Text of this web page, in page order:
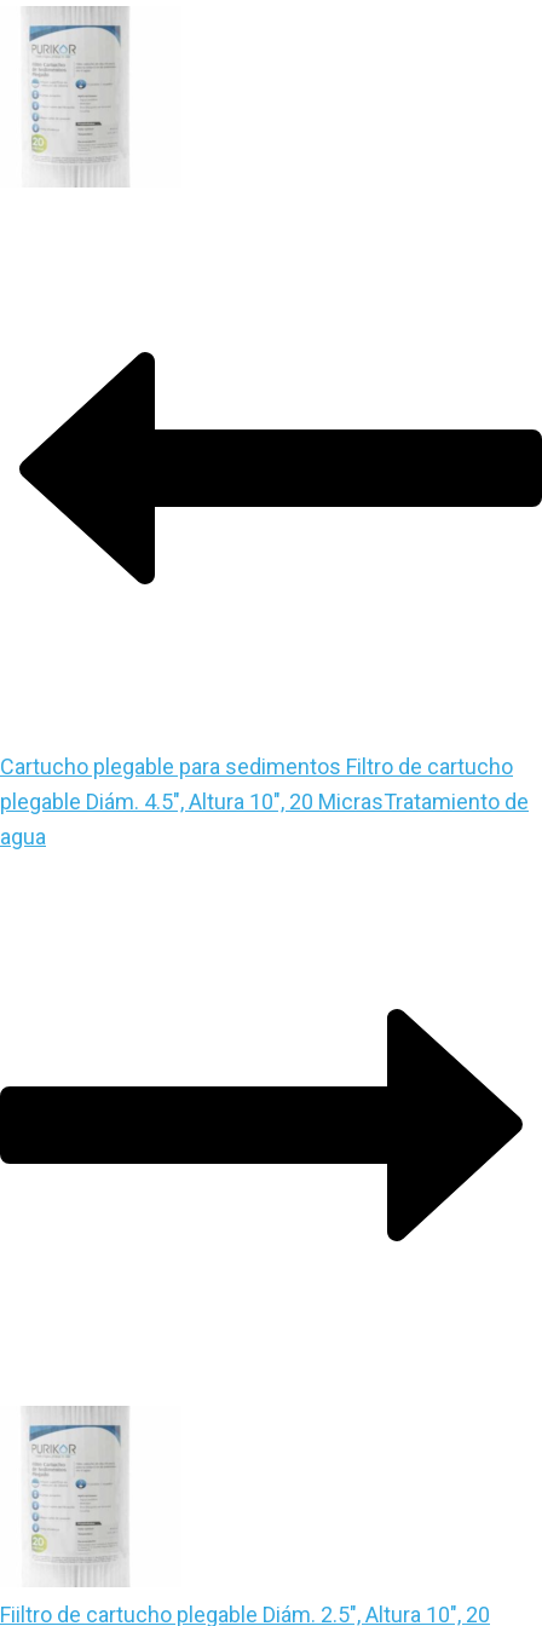
Cartucho plegable para sedimentos Filtro de cartucho
plegable Diám. 4.5″, Altura 10″, 20 MicrasTratamiento de
agua
Fiiltro de cartucho plegable Diám. 2.5″, Altura 10″, 20